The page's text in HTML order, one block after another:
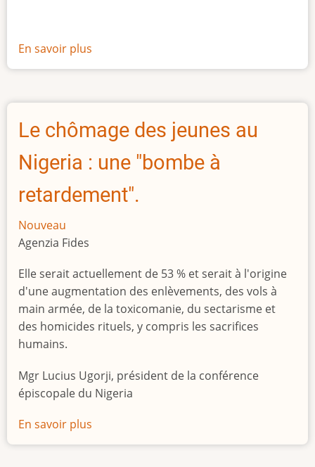
En savoir plus
La
taille
l'Afrique
Le chômage des jeunes au
Nigeria : une "bombe à
retardement".
Nouveau
Agenzia Fides
Elle serait actuellement de 53 % et serait à l'origine
d'une augmentation des enlèvements, des vols à
main armée, de la toxicomanie, du sectarisme et
des homicides rituels, y compris les sacrifices
humains.
Mgr Lucius Ugorji, président de la conférence
épiscopale du Nigeria
En savoir plus
Le